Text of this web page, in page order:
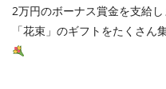
2万円のボーナス賞金を支給し
「花束」のギフトをたくさん